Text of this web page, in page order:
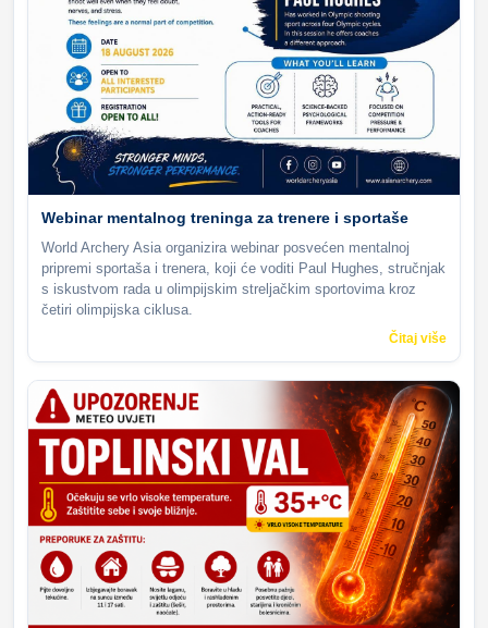
Webinar mentalnog treninga za trenere i sportaše
World Archery Asia organizira webinar posvećen mentalnoj
pripremi sportaša i trenera, koji će voditi Paul Hughes, stručnjak
s iskustvom rada u olimpijskim streljačkim sportovima kroz
četiri olimpijska ciklusa.
Čitaj više